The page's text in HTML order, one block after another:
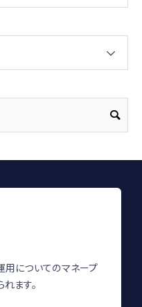
用についてのマネープ
ます。